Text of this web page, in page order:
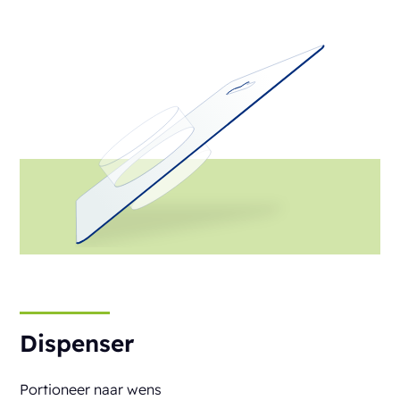
Dispenser
Portioneer naar wens